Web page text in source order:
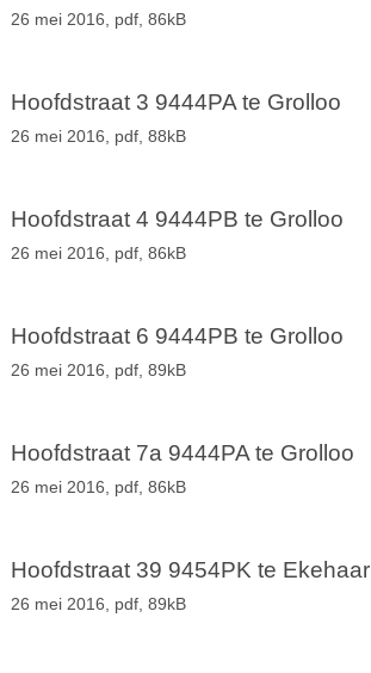
26 mei 2016, pdf, 86kB
Hoofdstraat 3 9444PA te Grolloo
26 mei 2016, pdf, 88kB
Hoofdstraat 4 9444PB te Grolloo
26 mei 2016, pdf, 86kB
Hoofdstraat 6 9444PB te Grolloo
26 mei 2016, pdf, 89kB
Hoofdstraat 7a 9444PA te Grolloo
26 mei 2016, pdf, 86kB
Hoofdstraat 39 9454PK te Ekehaar
26 mei 2016, pdf, 89kB